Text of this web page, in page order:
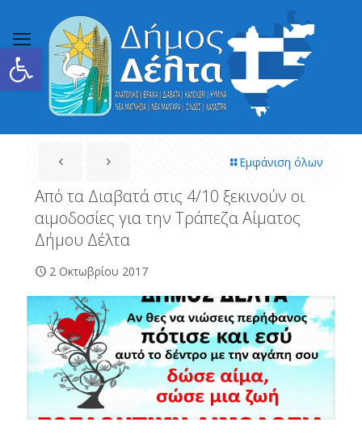
Ανοίξτε τη γραμμή εργαλείων
Εμφάνιση όλων
Από τα Διαβατά στις 4/10 ξεκινούν οι
αιμοδοσίες για την Τράπεζα Αίματος
Δήμου Δέλτα
2 Οκτωβρίου 2017